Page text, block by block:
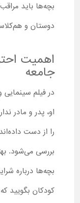
بچه‌ها باید
دوستان و
اهمیت
جامعه
در فیلم
او، پدر و مادر
را از دست
بررسی می‌شود.
بچه‌ها درباره
کودکان بگویید